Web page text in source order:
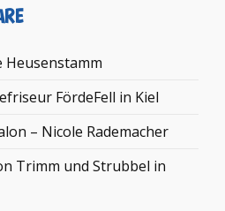
Heusenstamm
FördeFell in Kiel
– Nicole Rademacher
Trimm und Strubbel in